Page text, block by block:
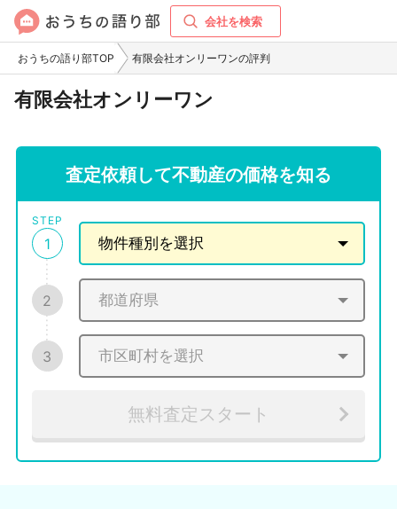
会社を検索
おうちの語り部TOP 有限会社オンリーワンの評判
有限会社オンリーワン
査定依頼して不動産の価格を知る
STEP
1
2
3
無料査定スタート